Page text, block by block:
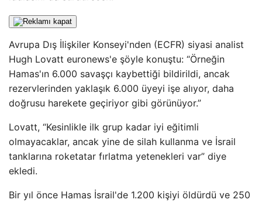
Avrupa Dış İlişkiler Konseyi'nden (ECFR) siyasi analist
Hugh Lovatt euronews'e şöyle konuştu: “Örneğin
Hamas'ın 6.000 savaşçı kaybettiği bildirildi, ancak
rezervlerinden yaklaşık 6.000 üyeyi işe alıyor, daha
doğrusu harekete geçiriyor gibi görünüyor.”
Lovatt, “Kesinlikle ilk grup kadar iyi eğitimli
olmayacaklar, ancak yine de silah kullanma ve İsrail
tanklarına roketatar fırlatma yetenekleri var” diye
ekledi.
Bir yıl önce Hamas İsrail'de 1.200 kişiyi öldürdü ve 250